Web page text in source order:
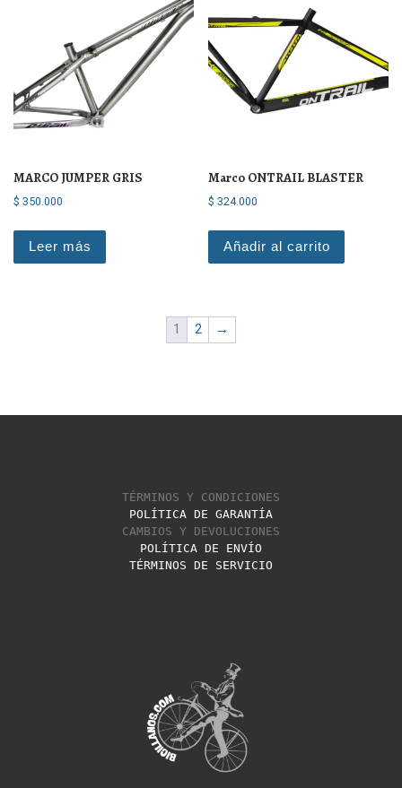
MARCO JUMPER GRIS
$ 350.000
Leer más
Marco ONTRAIL BLASTER
$ 324.000
Añadir al carrito
1 2 →
TÉRMINOS Y CONDICIONES
POLÍTICA DE GARANTÍA
CAMBIOS Y DEVOLUCIONES
POLÍTICA DE ENVÍO
TÉRMINOS DE SERVICIO